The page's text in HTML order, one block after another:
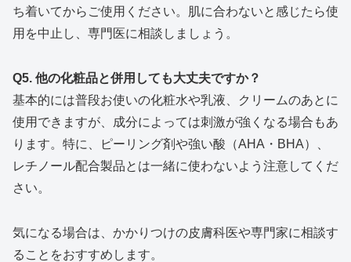
ち着いてからご使用ください。肌に合わないと感じたら使
用を中止し、専門医に相談しましょう。
Q5. 他の化粧品と併用しても大丈夫ですか？
基本的には普段お使いの化粧水や乳液、クリームのあとに
使用できますが、成分によっては刺激が強くなる場合もあ
ります。特に、ピーリング剤や強い酸（AHA・BHA）、
レチノール配合製品とは一緒に使わないよう注意してくだ
さい。
気になる場合は、かかりつけの皮膚科医や専門家に相談す
ることをおすすめします。